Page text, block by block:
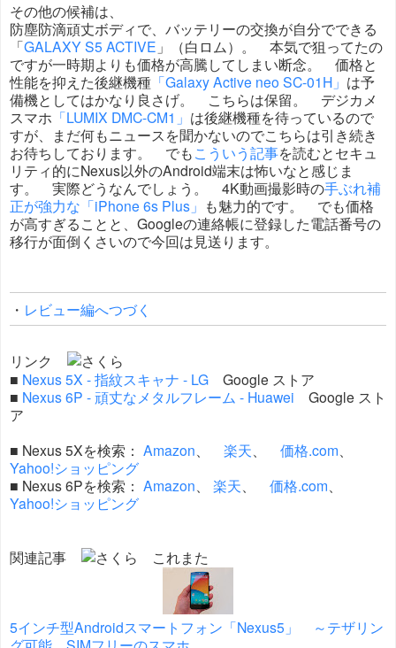
その他の候補は、
防塵防滴頑丈ボディで、バッテリーの交換が自分でできる
「GALAXY S5 ACTIVE 」（白ロム）。 本気で狙ってたの
ですが一時期よりも価格が高騰してしまい断念。 価格と
性能を抑えた後継機種 「Galaxy Active neo SC-01H」 は予
備機としてはかなり良さげ。 こちらは保留。 デジカメ
スマホ 「LUMIX DMC-CM1」 は後継機種を待っているので
すが、まだ何もニュースを聞かないのでこちらは引き続き
お待ちしております。 でもこういう記事を読むとセキュ
リティ的にNexus以外のAndroid端末は怖いなと感じま
す。 実際どうなんでしょう。 4K動画撮影時の手ぶれ補
正が強力な「iPhone 6s Plus」 も魅力的です。 でも価格
が高すぎることと、Googleの連絡帳に登録した電話番号の
移行が面倒くさいので今回は見送ります。
・ レビュー編へつづく
リンク
■ Nexus 5X - 指紋スキャナ - LG Google ストア
■ Nexus 6P - 頑丈なメタルフレーム - Huawei Google スト
ア
■ Nexus 5Xを検索： Amazon 楽天 価格.com
Yahoo!ショッピング
■ Nexus 6Pを検索： Amazon 楽天 価格.com
Yahoo!ショッピング
関連記事
5インチ型Androidスマートフォン「Nexus5」 ～テザリン